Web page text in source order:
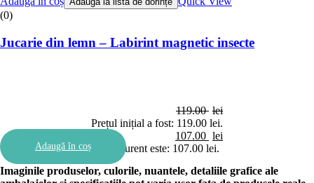
(0)
Jucarie din lemn – Labirint magnetic insecte
119.00 lei
Prețul inițial a fost: 119.00 lei.
107.00 lei
Prețul curent este: 107.00 lei.
Adaugă în coș
Imaginile produselor, culorile, nuantele, detaliile grafice ale